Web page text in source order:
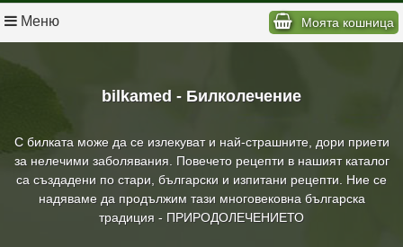
bilkamed - Билколечение
С билката може да се излекуват и най-страшните, дори приети
за нелечими заболявания. Повечето рецепти в нашият каталог
са създадени по стари, български и изпитани рецепти. Ние се
надяваме да продължим тази многовековна българска
традиция - ПРИРОДОЛЕЧЕНИЕТО
Меню Моята кошница